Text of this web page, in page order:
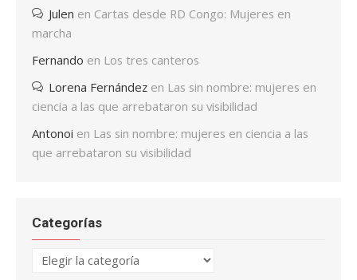
Julen en Cartas desde RD Congo: Mujeres en
marcha
Fernando en Los tres canteros
Lorena Fernández en Las sin nombre: mujeres en
ciencia a las que arrebataron su visibilidad
Antonoi en Las sin nombre: mujeres en ciencia a las
que arrebataron su visibilidad
Categorías
Categorías